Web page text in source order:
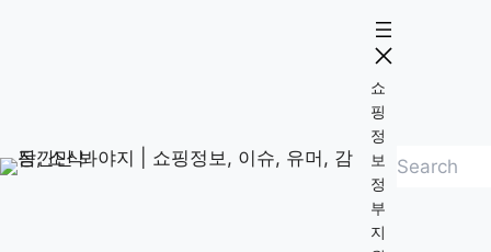
로
쇼
핑
정
보
정
부
지
검